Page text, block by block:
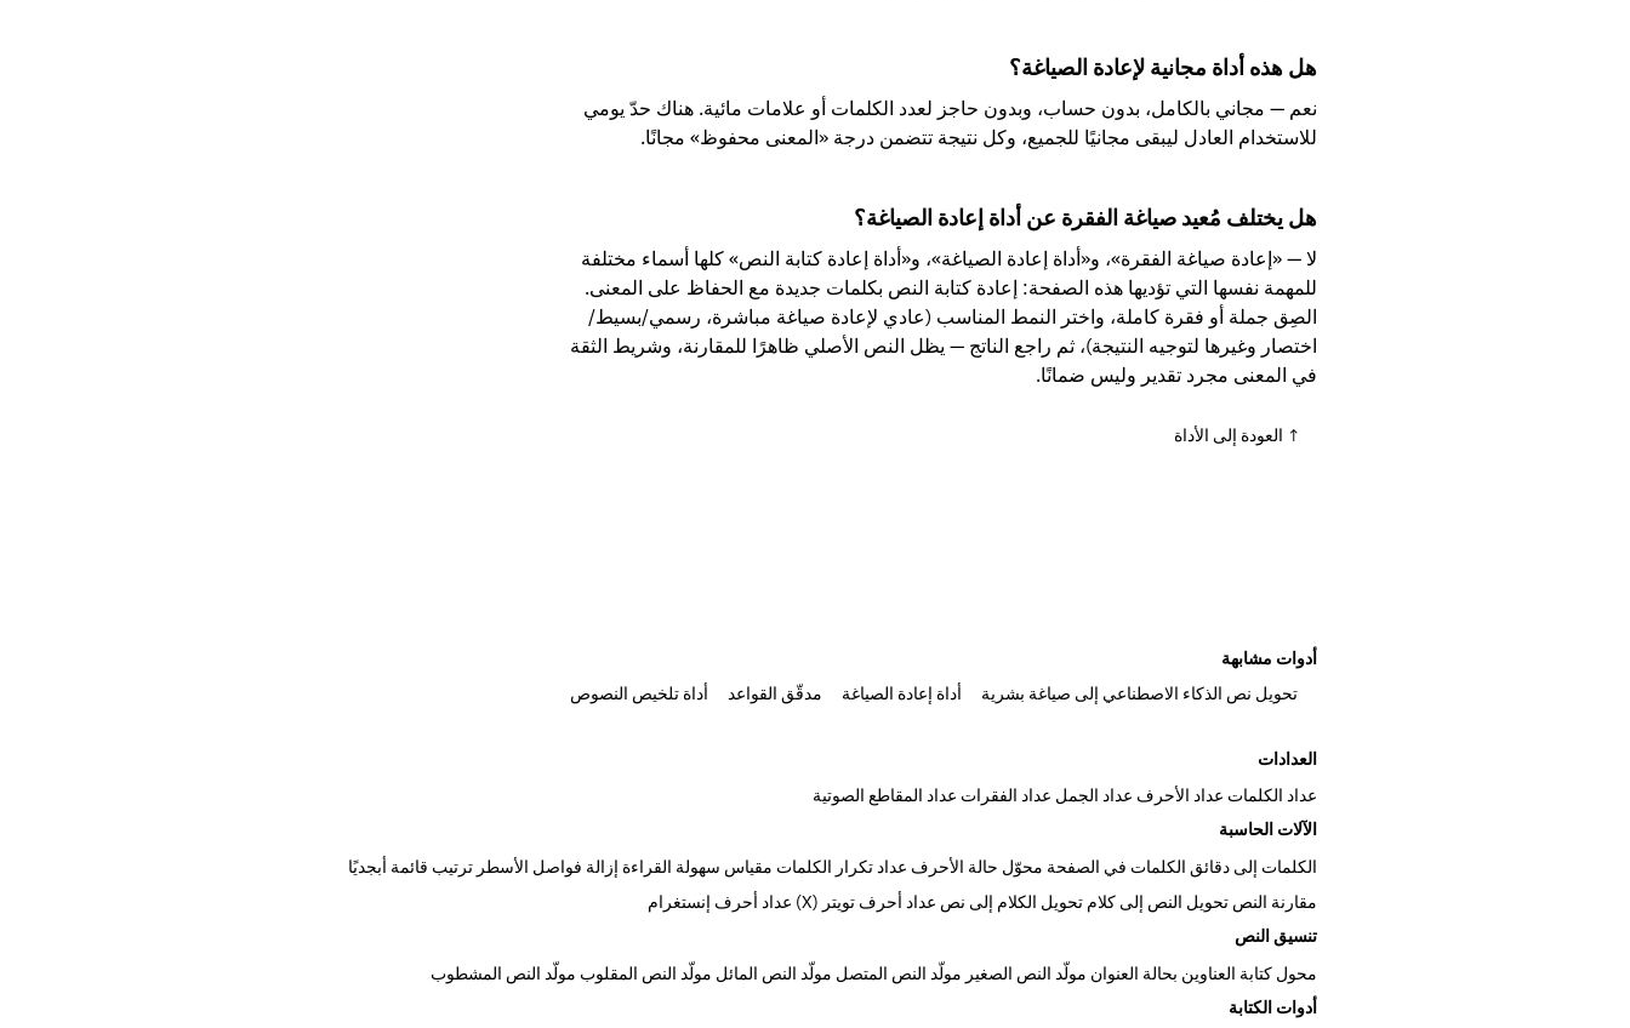
هل هذه أداة مجانية لإعادة الصياغة؟
نعم — مجاني بالكامل، بدون حساب، وبدون حاجز لعدد الكلمات أو علامات مائية. هناك حدّ يومي
للاستخدام العادل ليبقى مجانيًا للجميع، وكل نتيجة تتضمن درجة «المعنى محفوظ» مجانًا.
هل يختلف مُعيد صياغة الفقرة عن أداة إعادة الصياغة؟
لا — «إعادة صياغة الفقرة»، و«أداة إعادة الصياغة»، و«أداة إعادة كتابة النص» كلها أسماء مختلفة
للمهمة نفسها التي تؤديها هذه الصفحة: إعادة كتابة النص بكلمات جديدة مع الحفاظ على المعنى.
الصِق جملة أو فقرة كاملة، واختر النمط المناسب (عادي لإعادة صياغة مباشرة، رسمي/بسيط/
اختصار وغيرها لتوجيه النتيجة)، ثم راجع الناتج — يظل النص الأصلي ظاهرًا للمقارنة، وشريط الثقة
في المعنى مجرد تقدير وليس ضمانًا.
↑ العودة إلى الأداة
أدوات مشابهة
تحويل نص الذكاء الاصطناعي إلى صياغة بشرية
أداة إعادة الصياغة مدقّق القواعد أداة تلخيص النصوص
العدادات
عداد الكلمات عداد الأحرف عداد الجمل عداد الفقرات عداد المقاطع الصوتية
الآلات الحاسبة
الكلمات إلى دقائق الكلمات في الصفحة محوّل حالة الأحرف عداد تكرار الكلمات مقياس سهولة القراءة إزالة فواصل الأسطر ترتيب قائمة أبجديًا
مقارنة النص تحويل النص إلى كلام تحويل الكلام إلى نص عداد أحرف تويتر (X)
عداد أحرف إنستغرام
تنسيق النص
محول كتابة العناوين بحالة العنوان مولّد النص الصغير مولّد النص المتصل مولّد النص المائل مولّد النص المقلوب مولّد النص المشطوب
أدوات الكتابة